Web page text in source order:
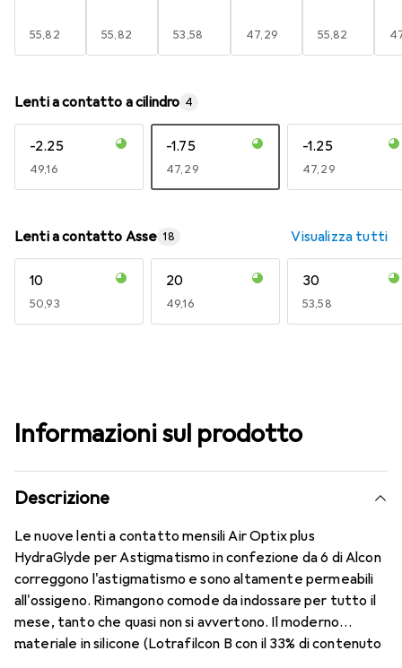
EUR
55,82 EUR
55,82 EUR
53,58 EUR
47,29 EUR
55,82
Lenti a contatto a cilindro 4
-2.25
EUR
49,16
-1.75
EUR
47,29
-1.25
EUR
47,29
Lenti a contatto Asse 18 Visualizza tutti
10
EUR
50,93
20
EUR
49,16
30
EUR
53,58
Informazioni sul prodotto
Descrizione
Le nuove lenti a contatto mensili Air Optix plus
HydraGlyde per Astigmatismo in confezione da 6 di Alcon
correggono l'astigmatismo e sono altamente permeabili
all'ossigeno. Rimangono comode da indossare per tutto il
mese, tanto che quasi non si avvertono. Il moderno
materiale in silicone (Lotrafilcon B con il 33% di contenuto